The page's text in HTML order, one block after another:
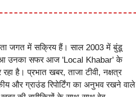
जगत में सक्रिय हैं। साल 2003 में बुंडू
उनका सफर आज 'Local Khabar' के
है। प्रभात खबर, ताजा टीवी, नक्षत्र
और ग्राउंड रिपोर्टिंग का अनुभव रखने वाले